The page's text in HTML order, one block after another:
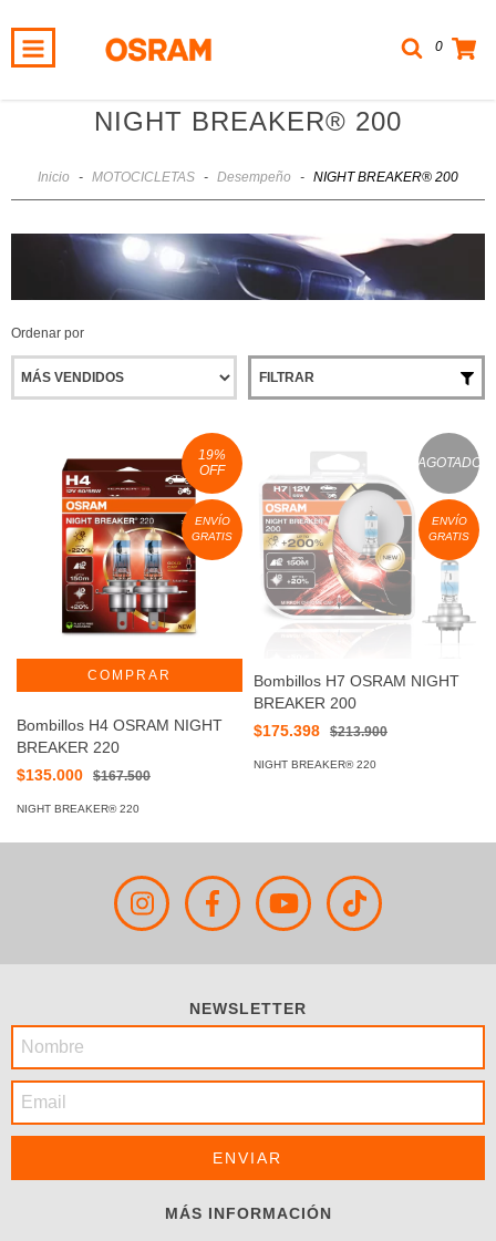
0
NIGHT BREAKER® 200
Inicio - MOTOCICLETAS - Desempeño - NIGHT BREAKER® 200
Ordenar por
FILTRAR
19%
OFF
ENVÍO
GRATIS
Bombillos H4 OSRAM NIGHT
BREAKER 220
$135.000
$167.500
NIGHT BREAKER® 220
AGOTADO
ENVÍO
GRATIS
Bombillos H7 OSRAM NIGHT
BREAKER 200
$175.398
$213.900
NIGHT BREAKER® 220
NEWSLETTER
MÁS INFORMACIÓN